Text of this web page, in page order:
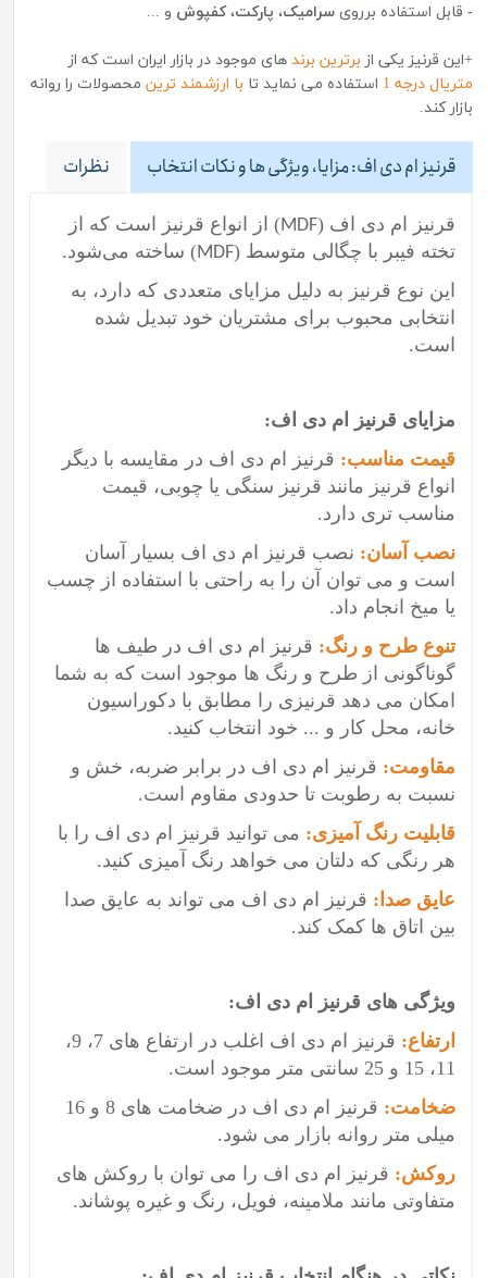
- قابل استفاده برروی سرامیک، پارکت،کفپوش و ...
+این قرنیز یکی از برترین برند های موجود در بازار ایران است که از
متریال درجه 1
استفاده می نماید تا با ارزشمند ترین محصولات را روانه
بازار کند.
قرنیز ام دی اف: مزایا، ویژگی ها و نکات انتخاب نظرات
قرنیز ام دی اف (MDF) از انواع قرنیز است که از
تخته فیبر با چگالی متوسط (MDF) ساخته می‌شود.
این نوع قرنیز به دلیل مزایای متعددی که دارد، به
انتخابی محبوب برای مشتریان خود تبدیل شده
است.
مزایای قرنیز ام دی اف:
قیمت مناسب: قرنیز ام دی اف در مقایسه با دیگر
انواع قرنیز مانند قرنیز سنگی یا چوبی، قیمت
مناسب تری دارد.
نصب آسان: نصب قرنیز ام دی اف بسیار آسان
است و می توان آن را به راحتی با استفاده از چسب
یا میخ انجام داد.
تنوع طرح و رنگ: قرنیز ام دی اف در طیف ها
گوناگونی از طرح و رنگ ها موجود است که به شما
امکان می دهد قرنیزی را مطابق با دکوراسیون
خانه، محل کار و ... خود انتخاب کنید.
مقاومت: قرنیز ام دی اف در برابر ضربه، خش و
نسبت به رطوبت تا حدودی مقاوم است.
قابلیت رنگ آمیزی: می توانید قرنیز ام دی اف را با
هر رنگی که دلتان می خواهد رنگ آمیزی کنید.
عایق صدا: قرنیز ام دی اف می تواند به عایق صدا
بین اتاق ها کمک کند.
ویژگی های قرنیز ام دی اف:
ارتفاع:
قرنیز ام دی اف اغلب در ارتفاع های 7، 9،
11، 15 و 25 سانتی متر موجود است.
ضخامت:
قرنیز ام دی اف در ضخامت های 8 و 16
میلی متر روانه بازار می شود.
روکش: قرنیز ام دی اف را می توان با روکش های
متفاوتی مانند ملامینه، فویل، رنگ و غیره پوشاند.